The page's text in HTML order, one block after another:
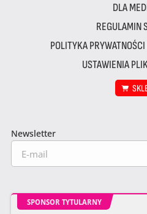
DLA
REGULAMIN
POLITYKA
USTAWIENIA
Newsletter
SPONSOR TYTULARNY